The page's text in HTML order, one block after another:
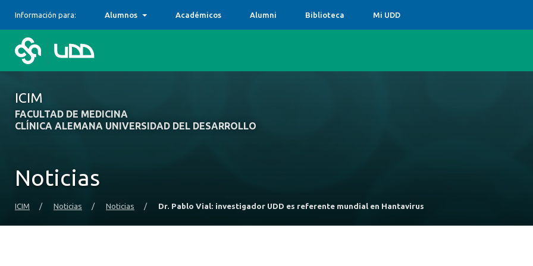
ICIM
FACULTAD DE MEDICINA
CLÍNICA ALEMANA UNIVERSIDAD DEL DESARROLLO
Información para: Alumnos Académicos Alumni Biblioteca Mi UDD
Noticias
ICIM / Noticias / Noticias / Dr. Pablo Vial: investigador UDD es referente mundial en Hantavirus